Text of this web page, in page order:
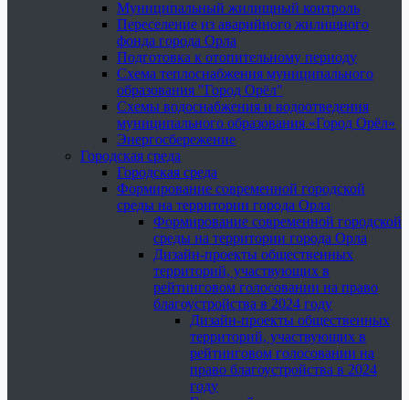
Муниципальный жилищный контроль
Переселение из аварийного жилищного
фонда города Орла
Подготовка к отопительному периоду
Схема теплоснабжения муниципального
образования "Город Орёл"
Схемы водоснабжения и водоотведения
муниципального образования «Город Орёл»
Энергосбережение
Городская среда
Городская среда
Формирование современной городской
среды на территории города Орла
Формирование современной городской
среды на территории города Орла
Дизайн-проекты общественных
территорий, участвующих в
рейтинговом голосовании на право
благоустройства в 2024 году
Дизайн-проекты общественных
территорий, участвующих в
рейтинговом голосовании на
право благоустройства в 2024
году